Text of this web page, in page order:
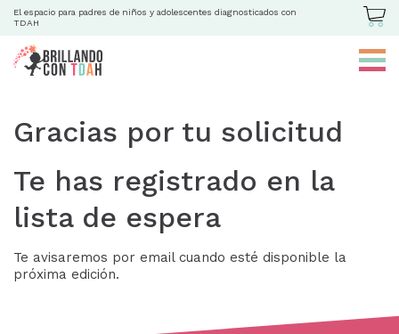
El espacio para padres de niños y adolescentes diagnosticados con
TDAH
Gracias por tu solicitud
Te has registrado en la
lista de espera
Te avisaremos por email cuando esté disponible la
próxima edición.